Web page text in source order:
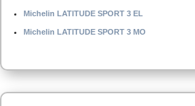
Michelin LATITUDE SPORT 3 EL
Michelin LATITUDE SPORT 3 MO